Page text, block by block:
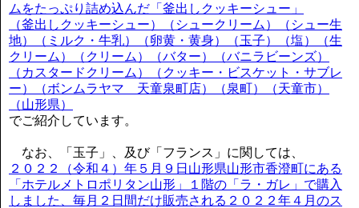
ムをたっぷり詰め込んだ「釜出しクッキーシュー」
（釜出しクッキーシュー）（シュークリーム）（シュー生
地）（ミルク・牛乳）（卵黄・黄身）（玉子）（塩）（生
クリーム）（クリーム）（バター）（バニラビーンズ）
（カスタードクリーム）（クッキー・ビスケット・サブレ
ー）（ボンムラヤマ 天童泉町店）（泉町）（天童市）
（山形県）
でご紹介しています。
なお、「玉子」、及び「フランス」に関しては、
２０２２（令和４）年５月９日山形県山形市香澄町にある
「ホテルメトロポリタン山形」１階の「ラ・ガレ」で購入
しました、毎月２日間だけ販売される２０２２年４月のス